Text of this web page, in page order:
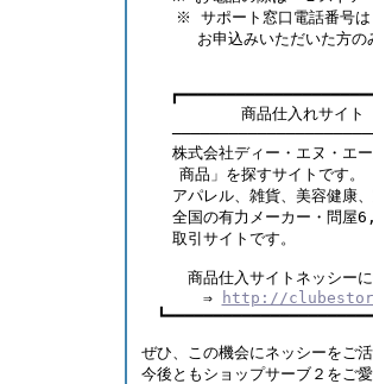
※ サポート窓口電話番号は
お申込みいただいた方のみ
商品仕入れサイト【
株式会社ディー・エヌ・エー
商品」を探すサ
アパレル、雑貨、美容健康、
全国の有力メーカー・問屋
取引サイト
商品仕入サイトネ
⇒
http://
ぜひ、この機会にネッシーを
今後ともショップサーブ